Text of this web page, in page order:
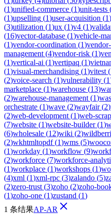
(1)unified-commerce (1)unit-tests
(1)upselling (1)user-acquisition (1)
(3)utilization (1)ux (1)v4 (1)
(16)vector-database (1)vehicle-
(1)vendor-coordination (1)
management (4)vendor-risk (1)
(1)vertical-ai (1)vertipaq (1)
(1)visual-merchandising (1)vitest (
(2)voice-search (1)vulnerability (1
marketplace (1)warehouse (13)
(2)warehouse-management (1)
orchestrate (1)wave (2)wayfair(2)
(2)web-development (1)web-
(7)website (1)website-builder(1)
(6)wholesale (12)wiki (2)
(2)wkhtmltopdf(1)wms (5)
(1)workday (1)workflow (9)
(2)workforce (7)workforce-
(1)workplace (1)workshops (1)
(4)xml (1)xml-rpc (3)zalando (5)
(2)zero-trust (3)zoho (2)zoho-
(1)zoho-one (1)zustand (1)
1 条结果AP-AR